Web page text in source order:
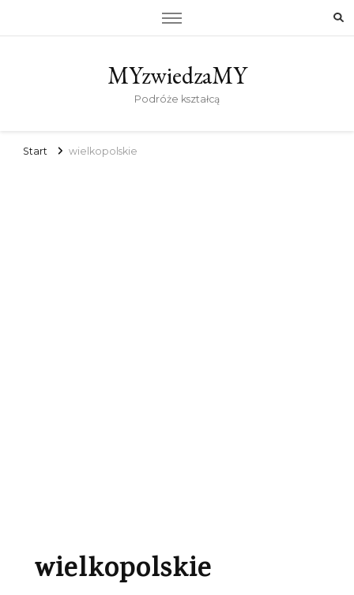
MYzwiedzaMY
Podróże kształcą
Start wielkopolskie
wielkopolskie